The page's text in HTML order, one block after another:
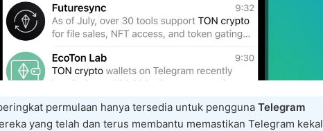
permulaan hanya tersedia untuk pengguna Telegram
yang telah dan terus membantu memastikan Telegram kekal